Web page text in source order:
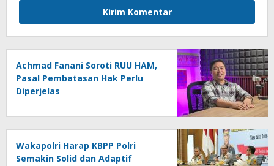
Achmad Fanani Soroti RUU HAM,
Pasal Pembatasan Hak Perlu
Diperjelas
Wakapolri Harap KBPP Polri
Semakin Solid dan Adaptif